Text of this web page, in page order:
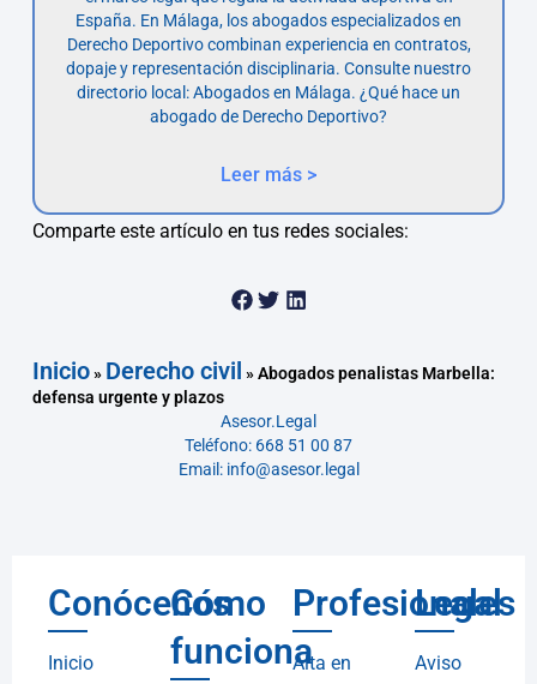
España. En Málaga, los abogados especializados en
Derecho Deportivo combinan experiencia en contratos,
dopaje y representación disciplinaria. Consulte nuestro
directorio local: Abogados en Málaga. ¿Qué hace un
abogado de Derecho Deportivo?
Leer más >
Comparte este artículo en tus redes sociales:
Inicio» Derecho civil »Abogados penalistas Marbella:
defensa urgente y plazos
Asesor.Legal
Teléfono: 668 51 00 87
Email: info@asesor.legal
Conócenos
Inicio
Cómo
funciona
Profesionales
Alta en
Legal
Aviso